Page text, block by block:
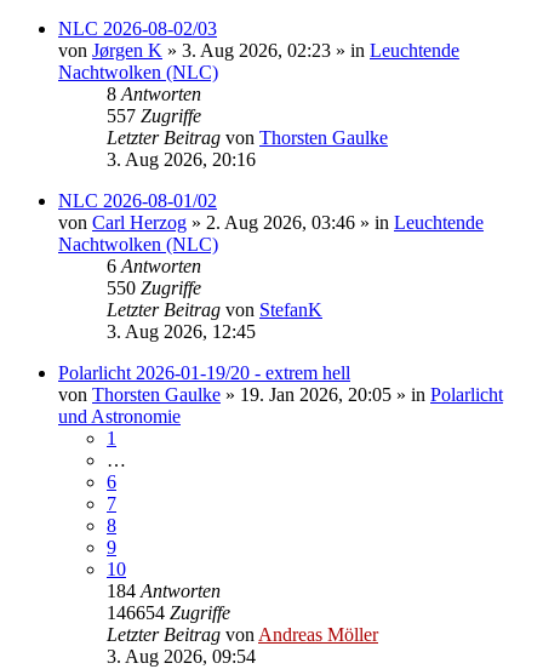
NLC 2026-08-02/03
von Jørgen K » 3. Aug 2026, 02:23 » in Leuchtende
Nachtwolken (NLC)
8 Antworten
557 Zugriffe
Letzter Beitrag von Thorsten Gaulke
3. Aug 2026, 20:16
NLC 2026-08-01/02
von Carl Herzog » 2. Aug 2026, 03:46 » in Leuchtende
Nachtwolken (NLC)
6 Antworten
550 Zugriffe
Letzter Beitrag von StefanK
3. Aug 2026, 12:45
Polarlicht 2026-01-19/20 - extrem hell
von Thorsten Gaulke » 19. Jan 2026, 20:05 » in Polarlicht
und Astronomie
1
…
6
7
8
9
10
184 Antworten
146654 Zugriffe
Letzter Beitrag von Andreas Möller
3. Aug 2026, 09:54